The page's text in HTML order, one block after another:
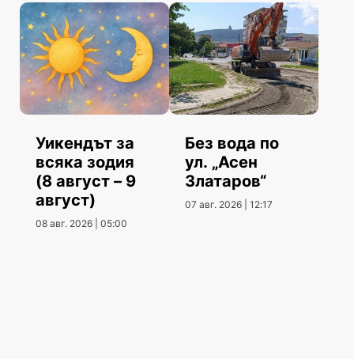
Уикендът за
всяка зодия
(8 август – 9
август)
08 авг. 2026 | 05:00
Без вода по
ул. „Асен
Златаров“
07 авг. 2026 | 12:17